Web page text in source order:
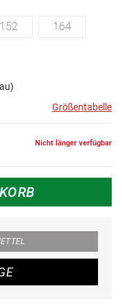
152 164
Größentabelle
Nicht länger verfügbar